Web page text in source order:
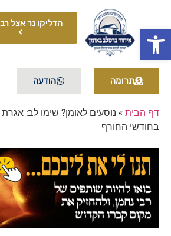
פתח סרגל נגישות
הדליקו נר אצל
>
תרומה הודעה
דף הבית» נוסעים לאומן? שימו לב:
בחודשי החורף